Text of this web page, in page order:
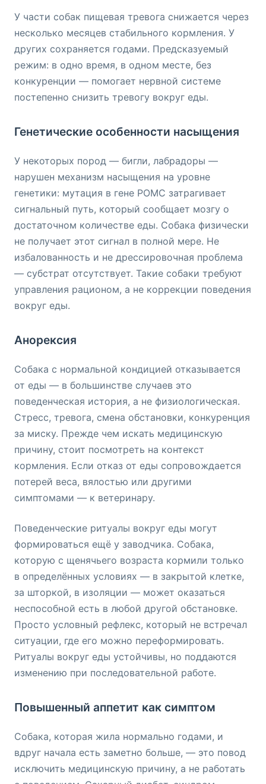
У части собак пищевая тревога снижается через
несколько месяцев стабильного кормления. У
других сохраняется годами. Предсказуемый
режим: в одно время, в одном месте, без
конкуренции — помогает нервной системе
постепенно снизить тревогу вокруг еды.
Генетические особенности насыщения
У некоторых пород — бигли, лабрадоры —
нарушен механизм насыщения на уровне
генетики: мутация в гене POMC затрагивает
сигнальный путь, который сообщает мозгу о
достаточном количестве еды. Собака физически
не получает этот сигнал в полной мере. Не
избалованность и не дрессировочная проблема
— субстрат отсутствует. Такие собаки требуют
управления рационом, а не коррекции поведения
вокруг еды.
Анорексия
Собака с нормальной кондицией отказывается
от еды — в большинстве случаев это
поведенческая история, а не физиологическая.
Стресс, тревога, смена обстановки, конкуренция
за миску. Прежде чем искать медицинскую
причину, стоит посмотреть на контекст
кормления. Если отказ от еды сопровождается
потерей веса, вялостью или другими
симптомами — к ветеринару.
Поведенческие ритуалы вокруг еды могут
формироваться ещё у заводчика. Собака,
которую с щенячьего возраста кормили только
в определённых условиях — в закрытой клетке,
за шторкой, в изоляции — может оказаться
неспособной есть в любой другой обстановке.
Просто условный рефлекс, который не встречал
ситуации, где его можно переформировать.
Ритуалы вокруг еды устойчивы, но поддаются
изменению при последовательной работе.
Повышенный аппетит как симптом
Собака, которая жила нормально годами, и
вдруг начала есть заметно больше, — это повод
исключить медицинскую причину, а не работать